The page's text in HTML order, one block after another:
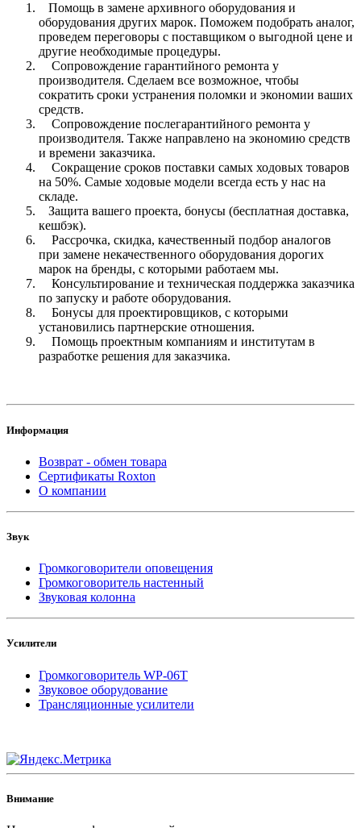
Помощь в замене архивного оборудования и
оборудования других марок. Поможем подобрать аналог,
проведем переговоры с поставщиком о выгодной цене и
другие необходимые процедуры.
Сопровождение гарантийного ремонта у
производителя. Сделаем все возможное, чтобы
сократить сроки устранения поломки и экономии ваших
средств.
Сопровождение послегарантийного ремонта у
производителя. Также направлено на экономию средств
и времени заказчика.
Сокращение сроков поставки самых ходовых товаров
на 50%. Самые ходовые модели всегда есть у нас на
складе.
Защита вашего проекта, бонусы (бесплатная доставка,
кешбэк).
Рассрочка, скидка, качественный подбор аналогов
при замене некачественного оборудования дорогих
марок на бренды, с которыми работаем мы.
Консультирование и техническая поддержка заказчика
по запуску и работе оборудования.
Бонусы для проектировщиков, с которыми
установились партнерские отношения.
Помощь проектным компаниям и институтам в
разработке решения для заказчика.
Информация
Возврат - обмен товара
Сертификаты Roxton
О компании
Звук
Громкоговорители оповещения
Громкоговоритель настенный
Звуковая колонна
Усилители
Громкоговоритель WP-06T
Звуковое оборудование
Трансляционные усилители
Внимание